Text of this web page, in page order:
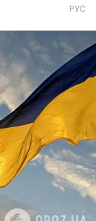
РУС